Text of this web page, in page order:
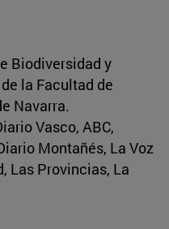
Biodiversidad y
la Facultad de
Navarra.
Vasco, ABC,
Montañés, La Voz
Las Provincias, La